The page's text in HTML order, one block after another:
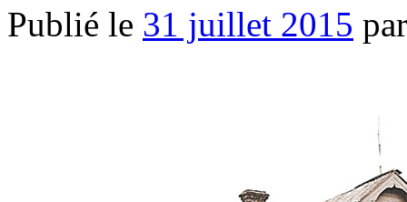
Publié le 31 juillet 2015 par